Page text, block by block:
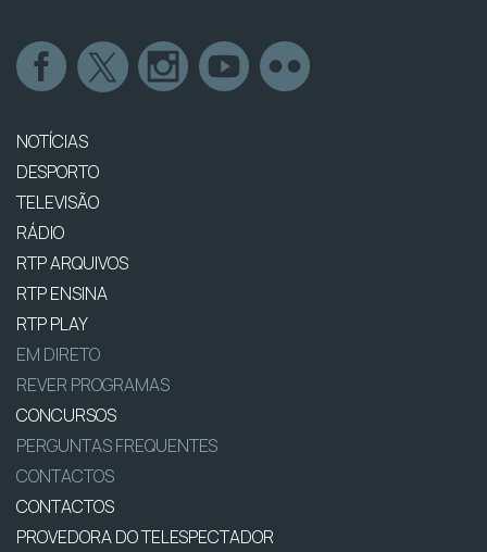
NOTÍCIAS
DESPORTO
TELEVISÃO
RÁDIO
RTP ARQUIVOS
RTP ENSINA
RTP PLAY
EM DIRETO
REVER PROGRAMAS
CONCURSOS
PERGUNTAS FREQUENTES
CONTACTOS
CONTACTOS
PROVEDORA DO TELESPECTADOR